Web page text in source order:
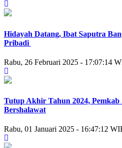
Hidayah Datang, Ibat Saputra
Pribadi
Rabu, 26 Februari 2025 - 17:07:14
Tutup Akhir Tahun 2024, Pemkab
Bershalawat
Rabu, 01 Januari 2025 - 16:47:12